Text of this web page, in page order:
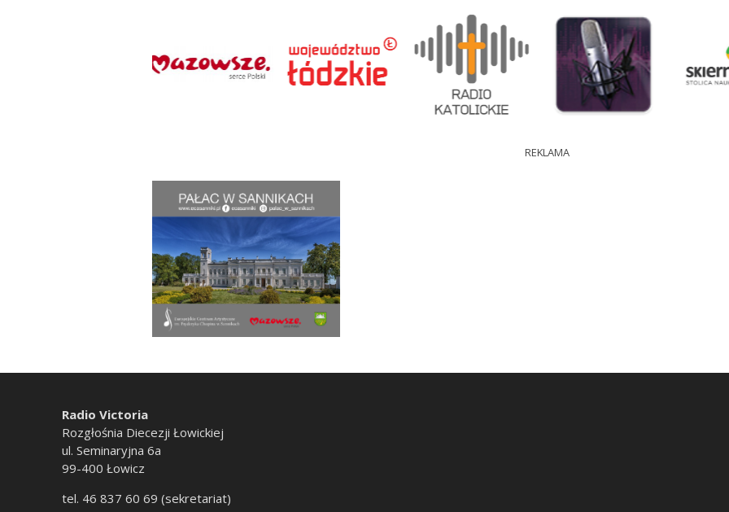
REKLAMA
Radio Victoria
Rozgłośnia Diecezji Łowickiej
ul. Seminaryjna 6a
99-400 Łowicz
tel. 46 837 60 69 (sekretariat)